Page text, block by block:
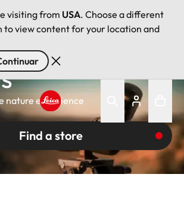
visiting from USA. Choose a different
to view content for your location and
Leica logo - Home
nature experience
Find a store